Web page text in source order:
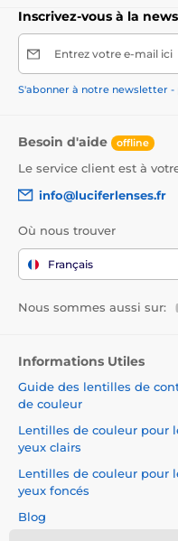
Inscrivez-vous à la
Entrez votre e-mail ici
S'abonner à notre newsletter
Besoin d'aide offline
Le service client est à
info@luciferlenses.fr
Où nous trouver
Français
Nous sommes aussi sur:
Informations Utiles
Guide des lentilles de
de couleur
Lentilles de couleur pour
yeux clairs
Lentilles de couleur pour
yeux foncés
Blog